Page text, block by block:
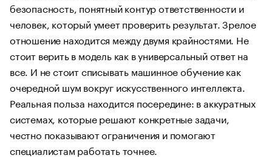
безопасность, понятный контур ответственности и
человек, который умеет проверить результат. Зрелое
отношение находится между двумя крайностями. Не
стоит верить в модель как в универсальный ответ на
все. И не стоит списывать машинное обучение как
очередной шум вокруг искусственного интеллекта.
Реальная польза находится посередине: в аккуратных
системах, которые решают конкретные задачи,
честно показывают ограничения и помогают
специалистам работать точнее.